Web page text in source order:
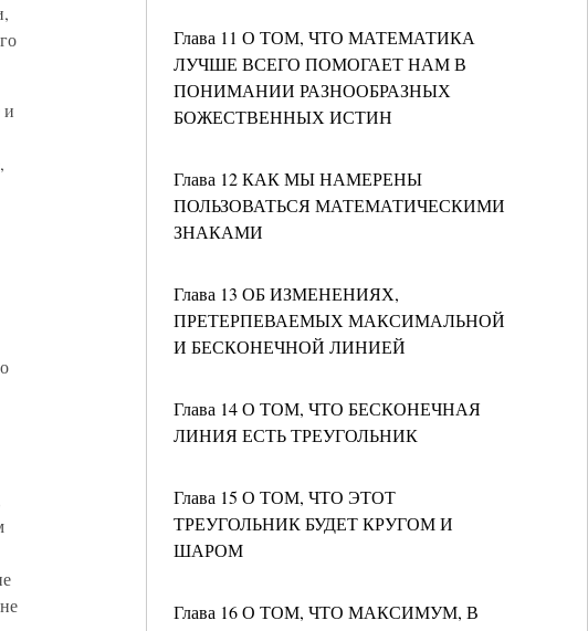
Глава 11 О ТОМ, ЧТО МАТЕМАТИКА
ЛУЧШЕ ВСЕГО ПОМОГАЕТ НАМ В
ПОНИМАНИИ РАЗНООБРАЗНЫХ
БОЖЕСТВЕННЫХ ИСТИН
Глава 12 КАК МЫ НАМЕРЕНЫ
ПОЛЬЗОВАТЬСЯ МАТЕМАТИЧЕСКИМИ
ЗНАКАМИ
Глава 13 ОБ ИЗМЕНЕНИЯХ,
ПРЕТЕРПЕВАЕМЫХ МАКСИМАЛЬНОЙ
И БЕСКОНЕЧНОЙ ЛИНИЕЙ
Глава 14 О ТОМ, ЧТО БЕСКОНЕЧНАЯ
ЛИНИЯ ЕСТЬ ТРЕУГОЛЬНИК
Глава 15 О ТОМ, ЧТО ЭТОТ
ТРЕУГОЛЬНИК БУДЕТ КРУГОМ И
ШАРОМ
Глава 16 О ТОМ, ЧТО МАКСИМУМ, В
и